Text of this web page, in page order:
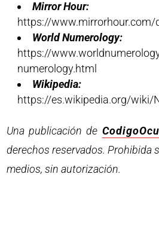
Mirror Hour:
https://www.mirrorhour.com/
World Numerology:
https://
numerology.html
Wikipedia:
https://es.wikipedia.org/wiki/
Una publicación de
derechos reservados. Prohibida
medios, sin autorización.